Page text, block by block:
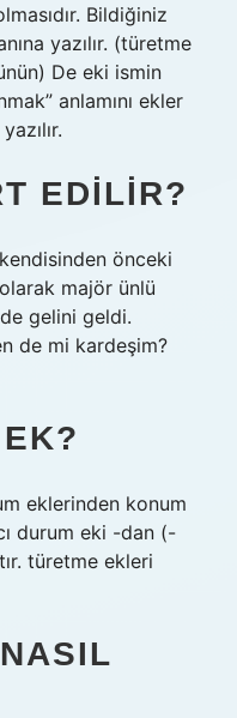
Bildiğiniz
yazılır. (türetme
De eki ismin
anlamını ekler
EDILIR?
önceki
majör ünlü
gelini geldi.
de mi kardeşim?
eklerinden konum
durum eki -dan (-
türetme ekleri